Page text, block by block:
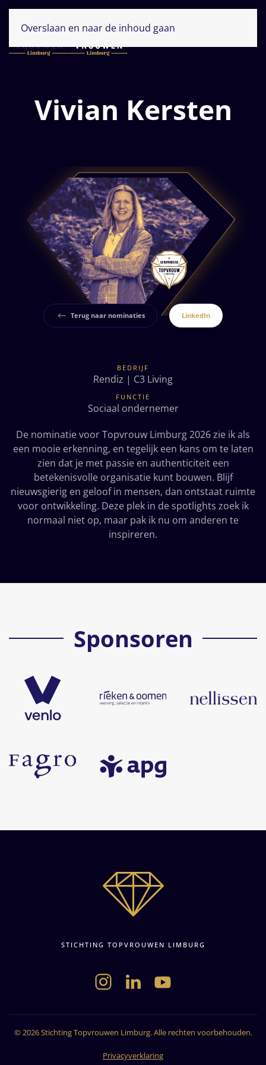
Overslaan en naar de inhoud gaan
Vivian Kersten
Terug naar nominaties LinkedIn
BEDRIJF
Rendiz | C3 Living
FUNCTIE
Sociaal ondernemer
De nominatie voor Topvrouw Limburg 2026 zie ik als
een mooie erkenning, en tegelijk een kans om te laten
zien dat je met passie en authenticiteit een
betekenisvolle organisatie kunt bouwen. Blijf
nieuwsgierig en geloof in mensen, dan ontstaat ruimte
voor ontwikkeling. Deze plek in de spotlights zoek ik
normaal niet op, maar pak ik nu om anderen te
inspireren.
Sponsoren
STICHTING TOPVROUWEN LIMBURG
©2026Stichting Topvrouwen Limburg. Alle rechten voorbehouden.
Privacyverklaring